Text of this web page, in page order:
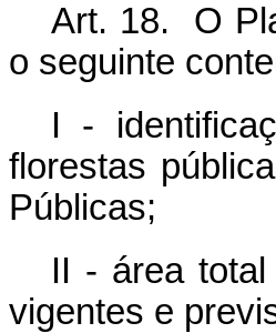
Art. 18. O
o seguinte
I -
florestas
Públicas;
II - área
vigentes e